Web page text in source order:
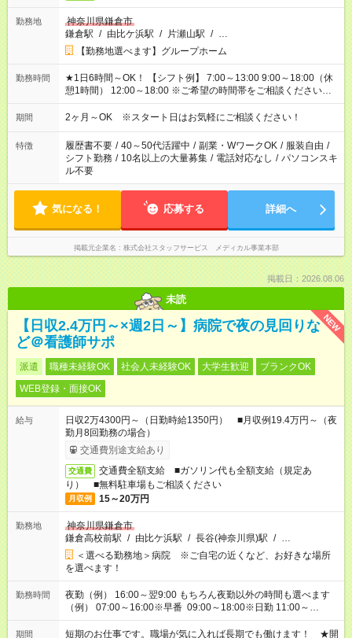
勤務地
神奈川県鎌倉市
鎌倉駅 / 由比ケ浜駅 / 片瀬山駅 / …
【勤務地選べます】グループホーム
勤務時間
★1日6時間～OK！ 【シフト例】 7:00～13:00 9:00～18:00（休
憩1時間） 12:00～18:00 ※ご希望の時間帯をご相談ください。
※日勤、夜勤のみ、変則的な勤務等も相談OK！
期間 2ヶ月～OK ※スタート日はお気軽にご相談ください！
特徴 履歴書不要 / 40～50代活躍中 / 副業・WワークOK / 服装自由 /
シフト勤務 / 10名以上の大量募集 / 電話対応なし / パソコンスキ
ル不要
気になる！ 応募する 詳細へ
掲載元企業名 株式会社スタッフサービス メディカル事業本部
掲載日：2026.08.06
未読
NEW
【日収2.4万円～×週2日～】病院で夜の見回りな
ど＠看護師サポ
派遣 職種未経験OK 社会人未経験OK 大学生歓迎
ブランクOK
WEB登録・面接OK
給与
日収2万4300円～（日勤時給1350円） ■月収例19.4万円～（夜
勤月8回勤務の場合）
交通費別途支給あり
交通費
交通費全額支給 ■ガソリン代も全額支給（規定あ
り） ■無料駐車場もご相談ください
月収例 15～20万円
勤務地
神奈川県鎌倉市
鎌倉高校前駅 / 由比ケ浜駅 / 長谷(神奈川県)駅 / …
＜選べる勤務地＞病院 ※ご自宅の近くなど、お好きな場所
を選べます！
勤務時間
夜勤（例） 16:00～翌9:00 もちろん夜勤以外の時間も選べます
（例） 07:00～16:00※早番 09:00～18:00※日勤 11:00～
20:00※遅番 ※時間は、固定・選べる施設もあるので、ご希望が
あれば調整できます！ ※シフト制。勤務地により実働時間が異
期間
短期のお仕事です。職場が気に入れば長期でも働けます！ ★開